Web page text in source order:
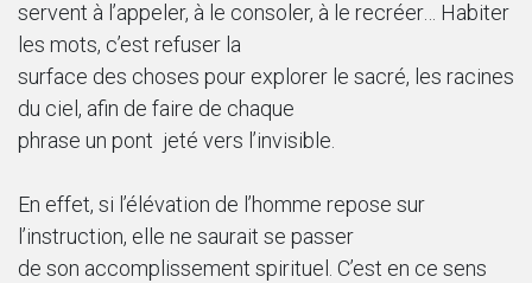
servent à l’appeler, à le consoler, à le recréer… Habiter
les mots, c’est refuser la
surface des choses pour explorer le sacré, les racines
du ciel, afin de faire de chaque
phrase un pont jeté vers l’invisible.
En effet, si l’élévation de l’homme repose sur
l’instruction, elle ne saurait se passer
de son accomplissement spirituel. C’est en ce sens